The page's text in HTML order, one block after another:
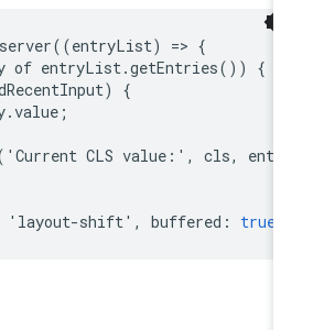
((entryList) =
of entryList.getEntries ())
hadRecentInput
.value
('Current CLS value ', cls,
: 'layout-shift ', buffered: true